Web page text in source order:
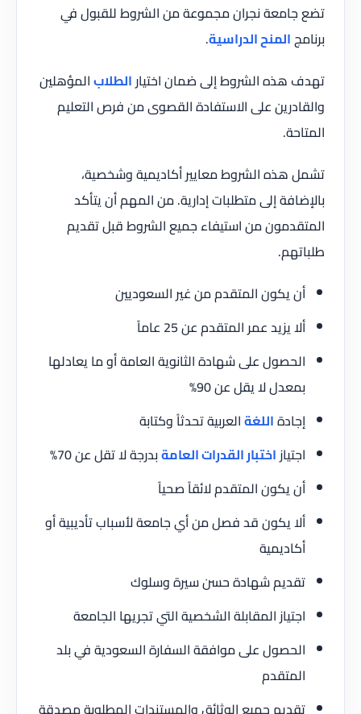
تضع جامعة نجران مجموعة من الشروط للقبول في
برنامجالمنح الدراسية.
تهدف هذه الشروط إلى ضمان اختيارالطلابالمؤهلين
والقادرين على الاستفادة القصوى من فرص التعليم
المتاحة.
تشمل هذه الشروط معايير أكاديمية وشخصية،
بالإضافة إلى متطلبات إدارية. من المهم أن يتأكد
المتقدمون من استيفاء جميع الشروط قبل تقديم
طلباتهم.
أن يكون المتقدم من غير السعوديين
ألا يزيد عمر المتقدم عن 25 عاماً
الحصول على شهادة الثانوية العامة أو ما يعادلها
بمعدل لا يقل عن 90%
إجادةاللغةالعربية تحدثاً وكتابة
اجتيازاختبار القدرات العامةبدرجة لا تقل عن 70%
أن يكون المتقدم لائقاً صحياً
ألا يكون قد فصل من أي جامعة لأسباب تأديبية أو
أكاديمية
تقديم شهادة حسن سيرة وسلوك
اجتياز المقابلة الشخصية التي تجريها الجامعة
الحصول على موافقة السفارة السعودية في بلد
المتقدم